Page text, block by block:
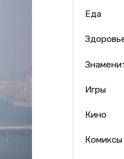
Еда
Игры
Кино
Комиксы